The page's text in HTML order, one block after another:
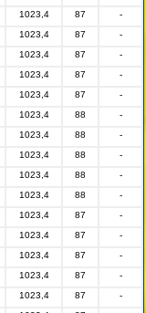
1023,4 87
-
1023,4 87
-
1023,4 87
-
1023,4 87
-
1023,4 87
-
1023,4 88
-
1023,4 88
-
1023,4 88
-
1023,4 88
-
1023,4 88
-
1023,4 87
-
1023,4 87
-
1023,4 87
-
1023,4 87
-
1023,4 87
-